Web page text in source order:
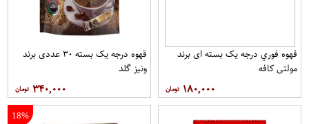
قهوه فوري درجه یک بسته ای برند
مولتي کافه
۱۸۰,۰۰۰
قهوه درجه یک بسته ۳۰ عددی برند
ونيز گلد
۳۴۰,۰۰۰
18%